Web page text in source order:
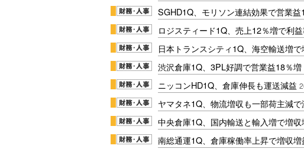
SGHD1Q、モリソン連結効果で営業益
ロジスティード1Q、売上12％増で利
日本トランスシティ1Q、海空輸送増
渋沢倉庫1Q、3PL好調で営業益18％増
ニッコンHD1Q、倉庫伸長も運送減益
ヤマタネ1Q、物流増収も一部荷主減で
中央倉庫1Q、国内輸送と輸入増で増収
南総通運1Q、倉庫稼働率上昇で増収増